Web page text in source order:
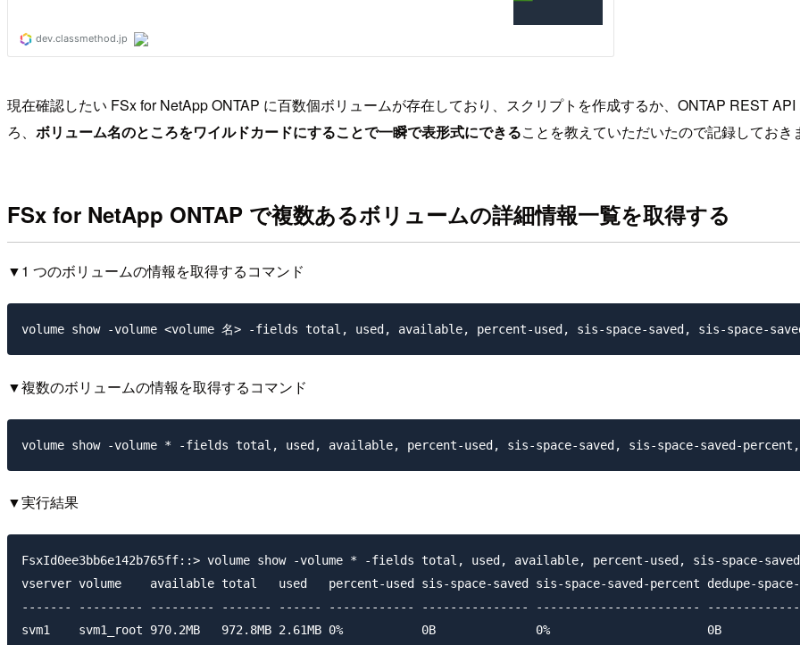
現在確認したい FSx for NetApp ONTAP に百数個ボリュームが存在しており、スクリプトを作成するか、ONTAP REST
ろ、 ボリューム名のところをワイルドカードにすることで一瞬で表形式にできることを教えていただいたので記録しておき
FSx for NetApp ONTAP で複数あるボリュームの詳細情報一覧を取得する
▼1 つのボリュームの情報を取得するコマンド
▼複数のボリュームの情報を取得するコマンド
▼実行結果
FsxId0ee3bb6e142b765ff::> volume show -volume * -fields total, used, available, percent-used, sis-space-saved,
vserver volume    available total   used   percent-used sis-space-saved sis-space-saved-percent dedupe-space-
------- --------- --------- ------- ------ ------------ --------------- -----------------------
svm1    svm1_root 970.2MB   972.8MB 2.61MB 0%           0B              0%